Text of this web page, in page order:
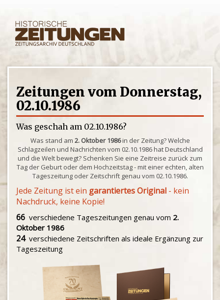
Zeitungen vom Donnerstag,
02.10.1986
Was geschah am 02.10.1986?
Was stand am 2. Oktober 1986in der Zeitung? Welche
Schlagzeilen und Nachrichten vom 02.10.1986 hat Deutschland
und die Welt bewegt? Schenken Sie eine Zeitreise zurück zum
Tag der Geburt oder dem Hochzeitstag - mit einer echten, alten
Tageszeitung oder Zeitschrift genau vom 02.10.1986.
Jede Zeitung ist ein garantiertes Original - kein
Nachdruck, keine Kopie!
66 verschiedene Tageszeitungen genau vom 2.
Oktober 1986
24verschiedene Zeitschriften als ideale Ergänzung zur
Tageszeitung